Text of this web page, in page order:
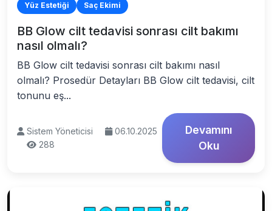
Yüz Estetiği Saç Ekimi
BB Glow cilt tedavisi sonrası cilt bakımı
nasıl olmalı?
BB Glow cilt tedavisi sonrası cilt bakımı nasıl
olmalı? Prosedür Detayları BB Glow cilt tedavisi, cilt
tonunu eş...
Sistem Yöneticisi
06.10.2025
288
Devamını
Oku